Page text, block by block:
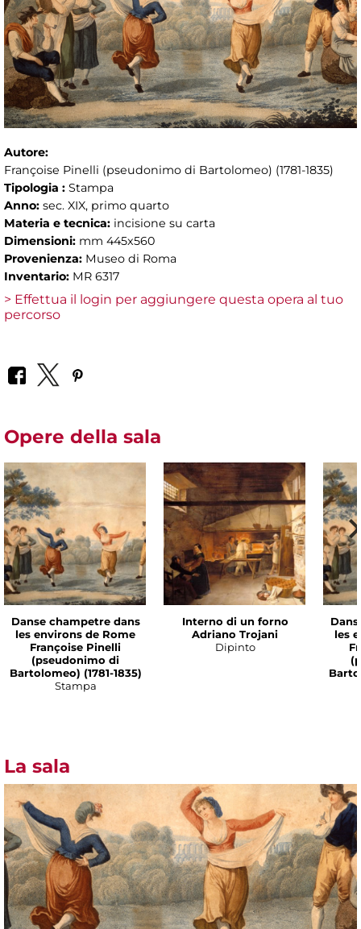
Autore:
Françoise Pinelli (pseudonimo di Bartolomeo) (1781-1835)
Tipologia : Stampa
Anno: sec. XIX, primo quarto
Materia e tecnica: incisione su carta
Dimensioni: mm 445x560
Provenienza: Museo di Roma
Inventario: MR 6317
> Effettua il login per aggiungere questa opera al tuo
percorso
Opere della sala
Danse champetre dans
les environs de Rome
Françoise Pinelli
(pseudonimo di
Bartolomeo) (1781-1835)
Stampa
Interno di un forno
Adriano Trojani
Dipinto
les
La sala